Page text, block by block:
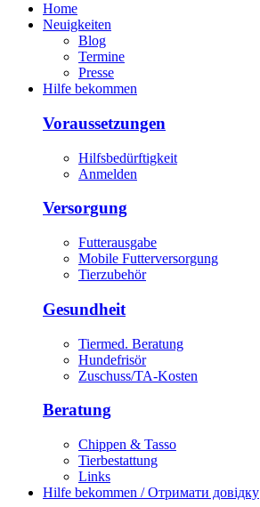
Home
Neuigkeiten
Blog
Termine
Presse
Hilfe bekommen
Voraussetzungen
Hilfsbedürftigkeit
Anmelden
Versorgung
Futterausgabe
Mobile Futterversorgung
Tierzubehör
Gesundheit
Tiermed. Beratung
Hundefrisör
Zuschuss/TA-Kosten
Beratung
Chippen & Tasso
Tierbestattung
Links
Hilfe bekommen / Отримати довідку